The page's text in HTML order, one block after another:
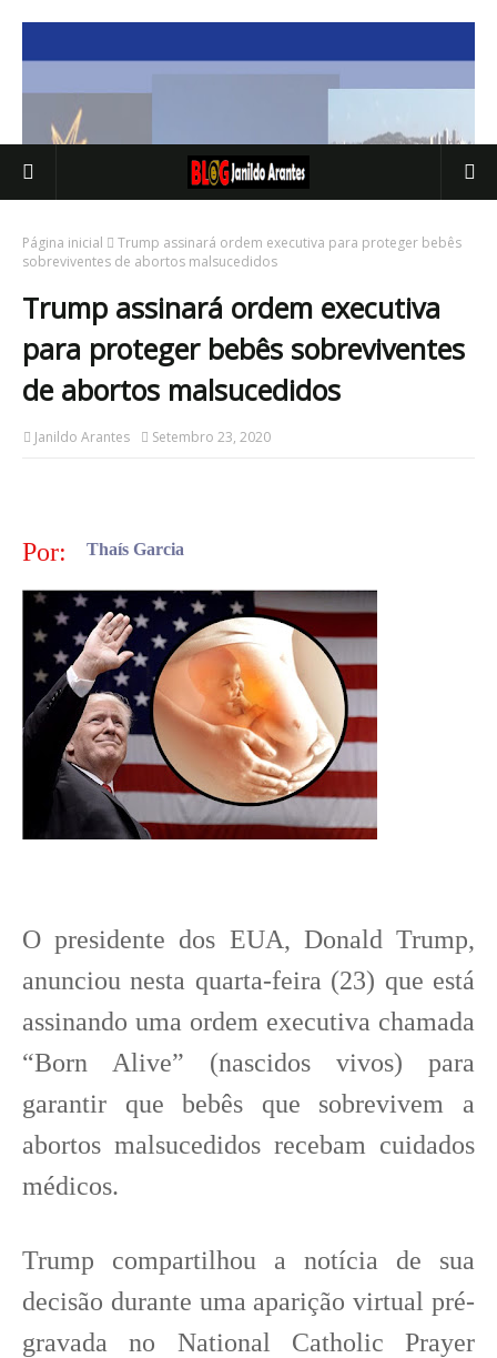
Página inicial
Trump assinará ordem executiva para proteger bebês
sobreviventes de abortos malsucedidos
Trump assinará ordem executiva
para proteger bebês sobreviventes
de abortos malsucedidos
Janildo Arantes Setembro 23, 2020
Por: Thaís Garcia
O presidente dos EUA, Donald Trump,
anunciou nesta quarta-feira (23) que está
assinando uma ordem executiva chamada
“Born Alive” (nascidos vivos) para
garantir que bebês que sobrevivem a
abortos malsucedidos recebam cuidados
médicos.
Trump compartilhou a notícia de sua
decisão durante uma aparição virtual pré-
gravada no National Catholic Prayer